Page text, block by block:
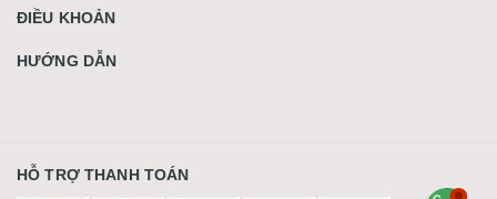
ĐIỀU KHOẢN
HƯỚNG DẪN
HỖ TRỢ THANH TOÁN